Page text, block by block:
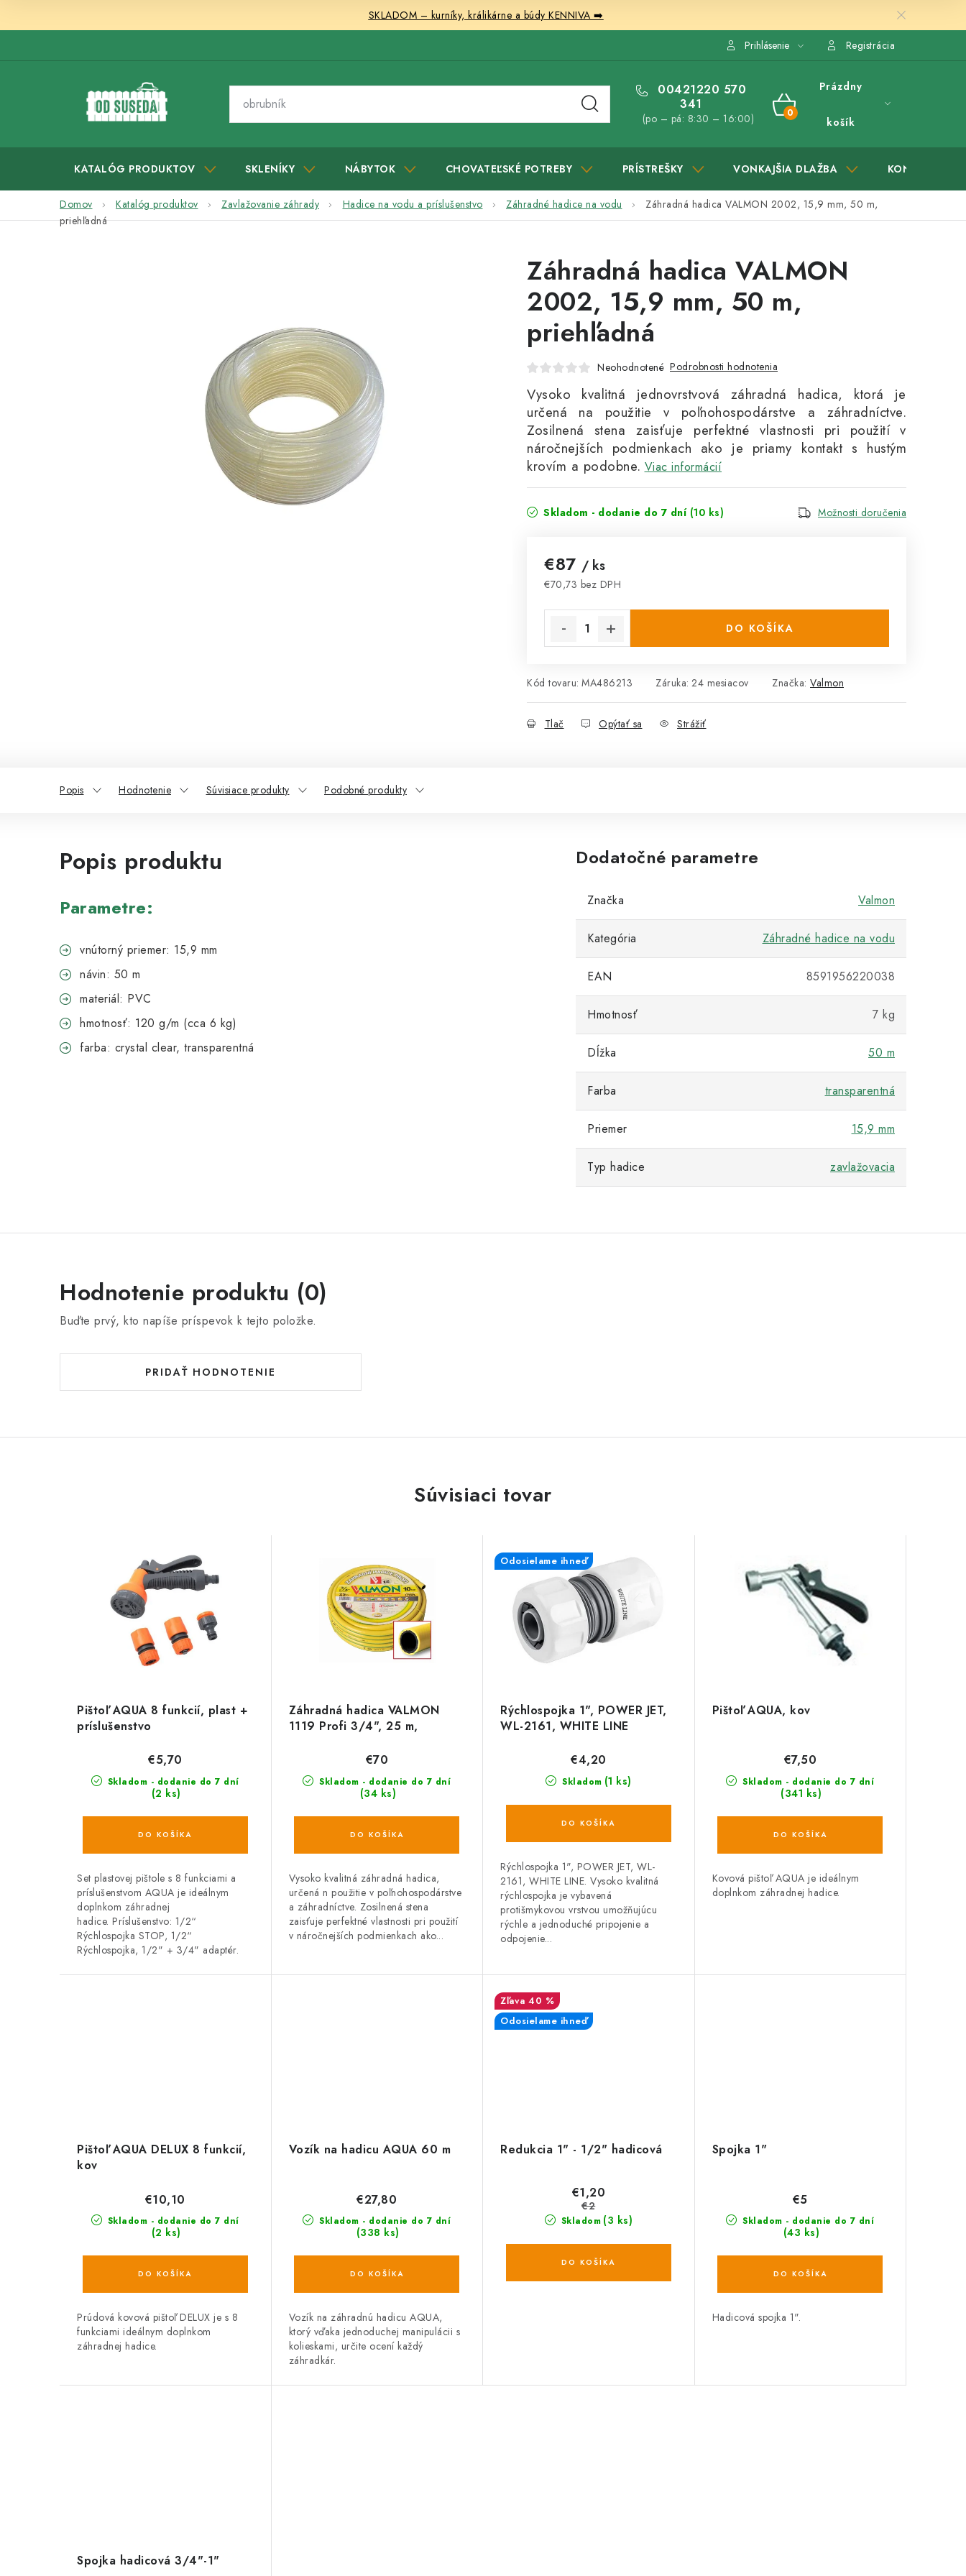
SKLADOM – kurníky, králikárne a búdy KENNIVA ➡️
Prihlásenie Registrácia
00421220 570
341
(po – pá: 8:30 – 16:00)
NÁKUPNÝ
Prázdny
košík
KATALÓG PRODUKTOV SKLENÍKY NÁBYTOK CHOVATEĽSKÉ POTREBY PRÍSTREŠKY VONKAJŠIA DLAŽBA KONTAKTY
Domov Katalóg produktov Zavlažovanie záhrady Hadice na vodu a príslušenstvo Záhradné hadice na vodu
Záhradná hadica VALMON 2002, 15,9 mm, 50 m,
priehľadná
Záhradná hadica VALMON
2002, 15,9 mm, 50 m,
priehľadná
Neohodnotené Podrobnosti hodnotenia
Vysoko kvalitná jednovrstvová záhradná hadica, ktorá je
určená na použitie v poľnohospodárstve a záhradníctve.
Zosilnená stena zaisťuje perfektné vlastnosti pri použití v
náročnejších podmienkach ako je priamy kontakt s hustým
krovím a podobne. Viac informácií
Skladom - dodanie do 7 dní (10 ks) Možnosti doručenia
€87 / ks
€70,73 bez DPH
DO KOŠÍKA
Kód tovaru: MA486213 Záruka: 24 mesiacov Značka: Valmon
Tlač Opýtať sa Strážiť
Popis Hodnotenie Súvisiace produkty Podobné produkty
Popis produktu
Parametre:
vnútorný priemer: 15,9 mm
návin: 50 m
materiál: PVC
hmotnosť: 120 g/m (cca 6 kg)
farba: crystal clear, transparentná
Dodatočné parametre
Značka Valmon
Kategória Záhradné hadice na vodu
EAN 8591956220038
Hmotnosť 7 kg
Dĺžka 50 m
Farba transparentná
Priemer 15,9 mm
Typ hadice zavlažovacia
Hodnotenie produktu (0)
Buďte prvý, kto napíše príspevok k tejto položke.
PRIDAŤ HODNOTENIE
Súvisiaci tovar
Pištoľ AQUA 8 funkcií, plast +
príslušenstvo
Skladom - dodanie do 7 dní
(2 ks)
€5,70
DO KOŠÍKA
Set plastovej pištole s 8 funkciami a
príslušenstvom AQUA je ideálnym
doplnkom záhradnej
hadice. Príslušenstvo: 1/2“
Rýchlospojka STOP, 1/2“
Rýchlospojka, 1/2" + 3/4" adaptér.
Záhradná hadica VALMON
1119 Profi 3/4", 25 m,
Skladom - dodanie do 7 dní
(34 ks)
€70
DO KOŠÍKA
Vysoko kvalitná záhradná hadica,
určená n použitie v poľnohospodárstve
a záhradníctve. Zosilnená stena
zaisťuje perfektné vlastnosti pri použití
v náročnejších podmienkach ako...
Rýchlospojka 1", POWER JET,
WL-2161, WHITE LINE
Odosielame ihneď
Skladom (1 ks)
€4,20
DO KOŠÍKA
Rýchlospojka 1", POWER JET, WL-
2161, WHITE LINE. Vysoko kvalitná
rýchlospojka je vybavená
protišmykovou vrstvou umožňujúcu
rýchle a jednoduché pripojenie a
odpojenie...
Pištoľ AQUA, kov
Skladom - dodanie do 7 dní
(341 ks)
€7,50
DO KOŠÍKA
Kovová pištoľ AQUA je ideálnym
doplnkom záhradnej hadice.
Pištoľ AQUA DELUX 8 funkcií,
kov
Skladom - dodanie do 7 dní
(2 ks)
€10,10
DO KOŠÍKA
Prúdová kovová pištoľ DELUX je s 8
funkciami ideálnym doplnkom
záhradnej hadice.
Vozík na hadicu AQUA 60 m
Skladom - dodanie do 7 dní
(338 ks)
€27,80
DO KOŠÍKA
Vozík na záhradnú hadicu AQUA,
ktorý vďaka jednoduchej manipulácii s
kolieskami, určite ocení každý
záhradkár.
Redukcia 1" - 1/2" hadicová
40 %
Odosielame ihneď
Skladom (3 ks)
€1,20
€2
DO KOŠÍKA
Spojka 1"
Skladom - dodanie do 7 dní
(43 ks)
€5
DO KOŠÍKA
Hadicová spojka 1".
Spojka hadicová 3/4"-1"